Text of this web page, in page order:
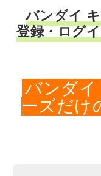
バンダイ
登録・ログ
バンダ
ーズだけ